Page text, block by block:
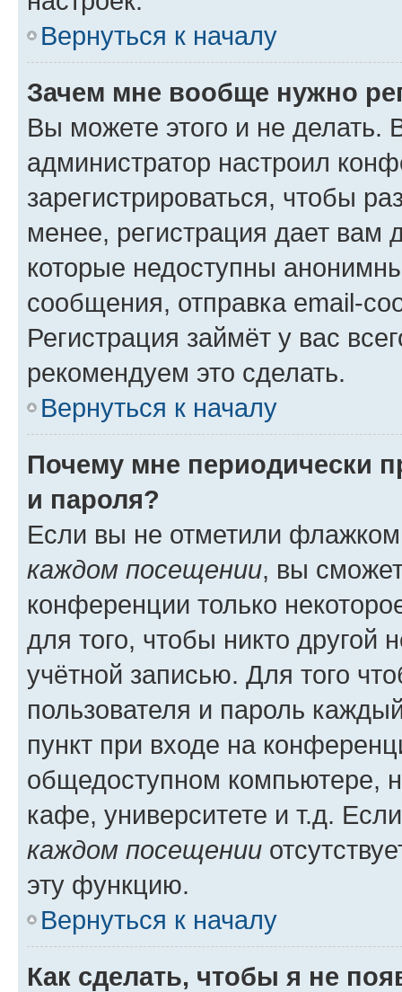
Вернуться к началу
Зачем мне вообще нужно
Вы можете этого и не делать.
администратор настроил
зарегистрироваться, чтобы
менее, регистрация дает вам
которые недоступны
сообщения, отправка email-
Регистрация займёт у вас
рекомендуем это сделать.
Вернуться к началу
Почему мне периодически
и пароля?
Если вы не отметили
каждом посещении, вы
конференции только
для того, чтобы никто другой
учётной записью. Для того
пользователя и пароль
пункт при входе на
общедоступном компьютере,
кафе, университете и т.д.
каждом посещении
эту функцию.
Вернуться к началу
Как сделать, чтобы я не